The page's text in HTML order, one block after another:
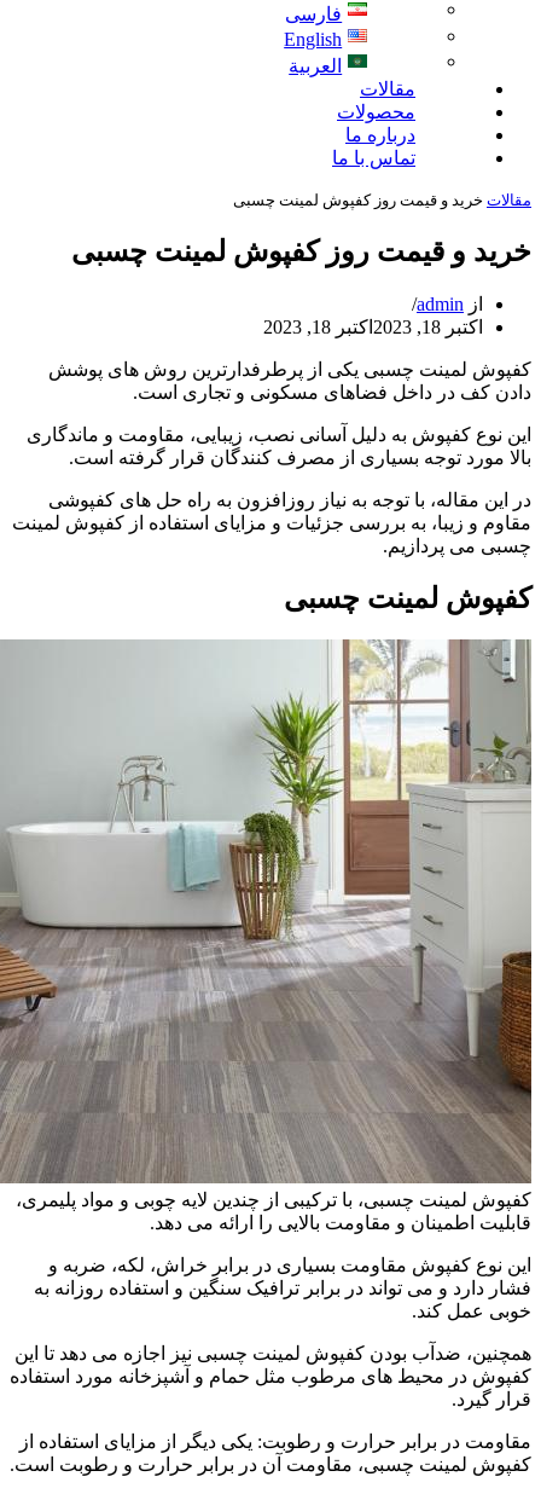
فارسی
English
العربية
مقالات
محصولات
درباره ما
تماس با ما
مقالات خرید و قیمت روز کفپوش لمینت چسبی
خرید و قیمت روز کفپوش لمینت چسبی
از admin
اکتبر 18, 2023
اکتبر 18, 2023
کفپوش لمینت چسبی یکی از پرطرفدارترین روش های پوشش
دادن کف در داخل فضاهای مسکونی و تجاری است.
این نوع کفپوش به دلیل آسانی نصب، زیبایی، مقاومت و ماندگاری
بالا مورد توجه بسیاری از مصرف کنندگان قرار گرفته است.
در این مقاله، با توجه به نیاز روزافزون به راه حل های کفپوشی
مقاوم و زیبا، به بررسی جزئیات و مزایای استفاده از کفپوش لمینت
چسبی می پردازیم.
کفپوش لمینت چسبی
کفپوش لمینت چسبی، با ترکیبی از چندین لایه چوبی و مواد پلیمری،
قابلیت اطمینان و مقاومت بالایی را ارائه می دهد.
این نوع کفپوش مقاومت بسیاری در برابر خراش، لکه، ضربه و
فشار دارد و می تواند در برابر ترافیک سنگین و استفاده روزانه به
خوبی عمل کند.
همچنین، ضدآب بودن کفپوش لمینت چسبی نیز اجازه می دهد تا این
کفپوش در محیط های مرطوب مثل حمام و آشپزخانه مورد استفاده
قرار گیرد.
مقاومت در برابر حرارت و رطوبت: یکی دیگر از مزایای استفاده از
کفپوش لمینت چسبی، مقاومت آن در برابر حرارت و رطوبت است.